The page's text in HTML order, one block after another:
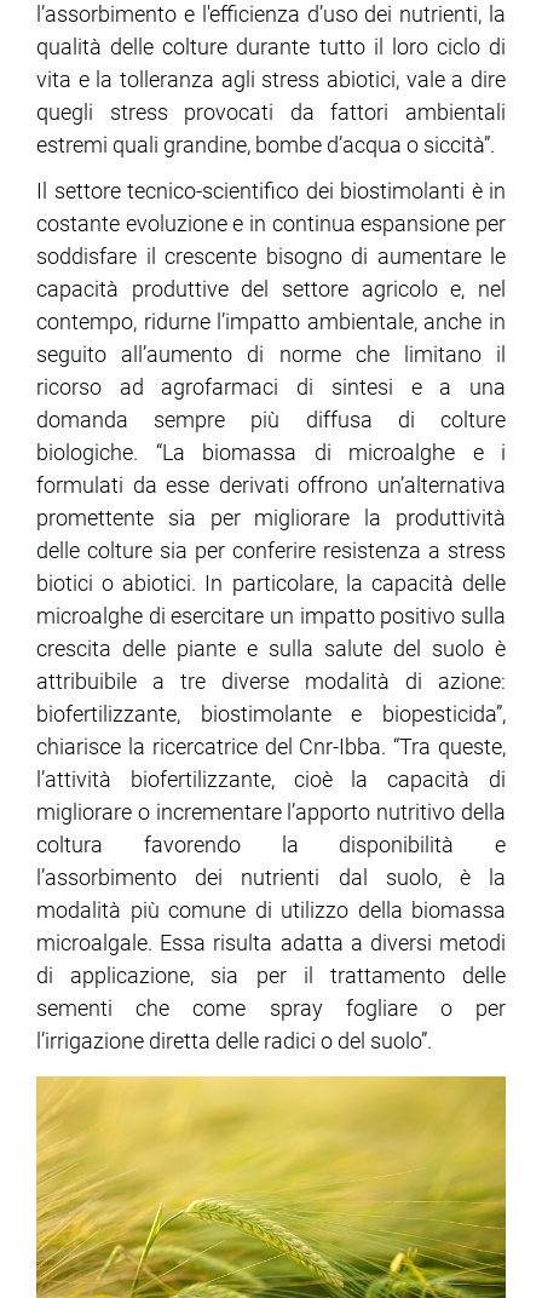
l’assorbimento e l'efficienza d’uso dei nutrienti, la
qualità delle colture durante tutto il loro ciclo di
vita e la tolleranza agli stress abiotici, vale a dire
quegli stress provocati da fattori ambientali
estremi quali grandine, bombe d’acqua o siccità”.
Il settore tecnico-scientifico dei biostimolanti è in
costante evoluzione e in continua espansione per
soddisfare il crescente bisogno di aumentare le
capacità produttive del settore agricolo e, nel
contempo, ridurne l’impatto ambientale, anche in
seguito all’aumento di norme che limitano il
ricorso ad agrofarmaci di sintesi e a una
domanda sempre più diffusa di colture
biologiche. “La biomassa di microalghe e i
formulati da esse derivati offrono un’alternativa
promettente sia per migliorare la produttività
delle colture sia per conferire resistenza a stress
biotici o abiotici. In particolare, la capacità delle
microalghe di esercitare un impatto positivo sulla
crescita delle piante e sulla salute del suolo è
attribuibile a tre diverse modalità di azione:
biofertilizzante, biostimolante e biopesticida”,
chiarisce la ricercatrice del Cnr-Ibba. “Tra queste,
l’attività biofertilizzante, cioè la capacità di
migliorare o incrementare l’apporto nutritivo della
coltura favorendo la disponibilità e
l’assorbimento dei nutrienti dal suolo, è la
modalità più comune di utilizzo della biomassa
microalgale. Essa risulta adatta a diversi metodi
di applicazione, sia per il trattamento delle
sementi che come spray fogliare o per
l’irrigazione diretta delle radici o del suolo”.